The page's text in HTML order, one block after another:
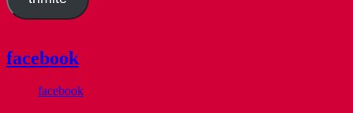
facebook
facebook